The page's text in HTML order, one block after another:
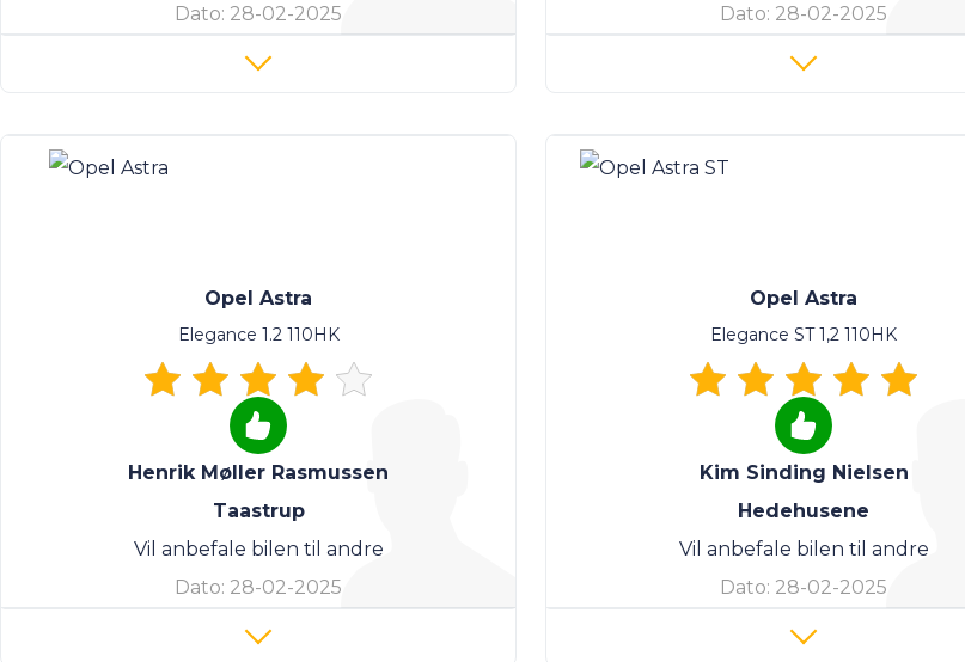
Dato: 28-02-2025
Dato: 28-02-2025
Opel Astra
Elegance 1.2 110HK
Henrik Møller Rasmussen
Taastrup
Vil anbefale bilen til andre
Dato: 28-02-2025
Opel Astra
Elegance ST 1,2 110HK
Kim Sinding Nielsen
Hedehusene
Vil anbefale bilen til andre
Dato: 28-02-2025